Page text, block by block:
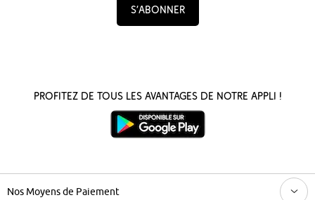
S’abonner
Profitez de tous les avantages de notre appli !
Nos Moyens de Paiement